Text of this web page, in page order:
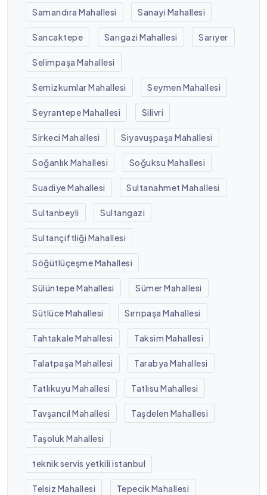
Samandıra Mahallesi Sanayi Mahallesi
Sancaktepe Sarıgazi Mahallesi Sarıyer
Selimpaşa Mahallesi
Semizkumlar Mahallesi Seymen Mahallesi
Seyrantepe Mahallesi Silivri
Sirkeci Mahallesi Siyavuşpaşa Mahallesi
Soğanlık Mahallesi Soğuksu Mahallesi
Suadiye Mahallesi Sultanahmet Mahallesi
Sultanbeyli Sultangazi
Sultançiftliği Mahallesi
Söğütlüçeşme Mahallesi
Sülüntepe Mahallesi Sümer Mahallesi
Sütlüce Mahallesi Sırrıpaşa Mahallesi
Tahtakale Mahallesi Taksim Mahallesi
Talatpaşa Mahallesi Tarabya Mahallesi
Tatlıkuyu Mahallesi Tatlısu Mahallesi
Tavşancıl Mahallesi Taşdelen Mahallesi
Taşoluk Mahallesi
teknik servis yetkili istanbul
Telsiz Mahallesi Tepecik Mahallesi